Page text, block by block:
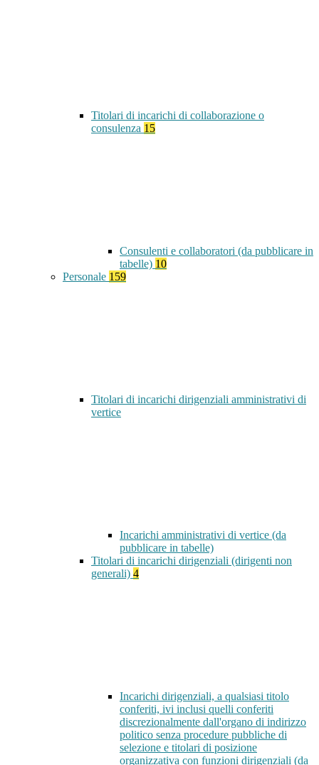
Titolari di incarichi di collaborazione o
consulenza 15
Consulenti e collaboratori (da pubblicare in
tabelle) 10
Personale 159
Titolari di incarichi dirigenziali amministrativi di
vertice
Incarichi amministrativi di vertice (da
pubblicare in tabelle)
Titolari di incarichi dirigenziali (dirigenti non
generali) 4
Incarichi dirigenziali, a qualsiasi titolo
conferiti, ivi inclusi quelli conferiti
discrezionalmente dall'organo di indirizzo
politico senza procedure pubbliche di
selezione e titolari di posizione
organizzativa con funzioni dirigenziali (da